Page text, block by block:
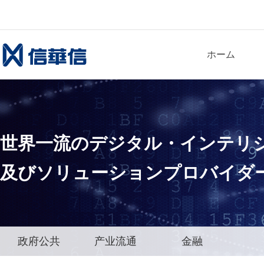
ホーム
世界一流のデジタル・インテリ
及びソリューションプロバイダ
政府公共 产业流通 金融